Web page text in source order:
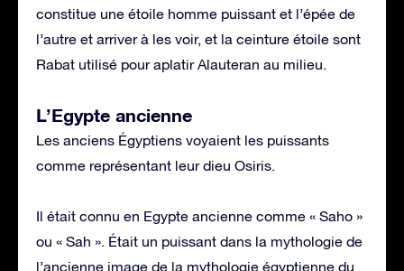
constitue une étoile homme puissant et l’épée de
l’autre et arriver à les voir, et la ceinture étoile sont
Rabat utilisé pour aplatir Alauteran au milieu.
L’Egypte ancienne
Les anciens Égyptiens voyaient les puissants
comme représentant leur dieu Osiris.
Il était connu en Egypte ancienne comme « Saho »
ou « Sah ». Était un puissant dans la mythologie de
l’ancienne image de la mythologie égyptienne du